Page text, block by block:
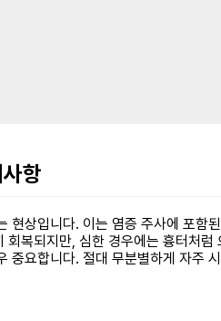
항
현상입니다. 이는 염증 주사에 포
복되지만, 심한 경우에는 흉터처
요합니다. 절대 무분별하게 자주